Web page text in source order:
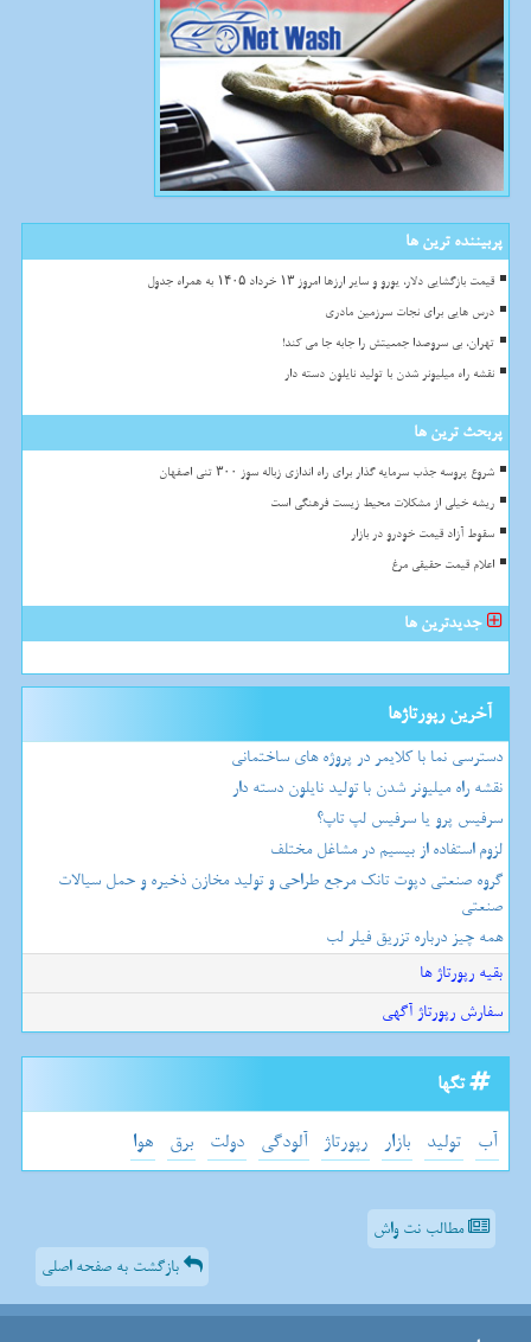
پربیننده ترین ها
قیمت بازگشایی دلار، یورو و سایر ارزها امروز ۱۳ خرداد ۱۴۰۵ به همراه جدول
درس هایی برای نجات سرزمین مادری
تهران، بی سروصدا جمعیتش را جابه جا می کند!
نقشه راه میلیونر شدن با تولید نایلون دسته دار
پربحث ترین ها
شروع پروسه جذب سرمایه گذار برای راه اندازی زباله سوز ۳۰۰ تنی اصفهان
ریشه خیلی از مشکلات محیط زیست فرهنگی است
سقوط آزاد قیمت خودرو در بازار
اعلام قیمت حقیقی مرغ
جدیدترین ها
آخرین رپورتاژها
دسترسی نما با کلایمر در پروژه های ساختمانی
نقشه راه میلیونر شدن با تولید نایلون دسته دار
سرفیس پرو یا سرفیس لپ تاپ؟
لزوم استفاده از بیسیم در مشاغل مختلف
گروه صنعتی دپوت تانک مرجع طراحی و تولید مخازن ذخیره و حمل سیالات
صنعتی
همه چیز درباره تزریق فیلر لب
بقیه رپورتاژ ها
سفارش رپورتاژ آگهی
تگها
آب تولید بازار رپورتاژ آلودگی دولت برق هوا
مطالب نت واش
بازگشت به صفحه اصلی